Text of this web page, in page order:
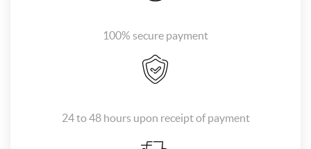
100% secure payment
24 to 48 hours upon receipt of payment